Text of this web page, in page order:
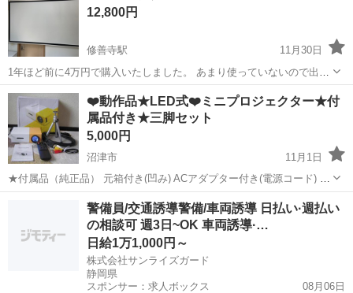
12,800円
修善寺駅
11月30日
1年ほど前に4万円で購入いたしました。 あまり使っていないので出品
します。 スクリーンは電動のものです。 配線などもお付けします。
静岡県東部で手渡しお願いしたいです。 メッセージよろしくお願いい
たします。
静岡 三島市 修善寺駅 プロジェクター、ホームシアター
プロジェクター
❤️動作品★LED式❤️ミニプロジェクター★付
属品付き★三脚セット
5,000円
沼津市
11月1日
★付属品（純正品） 元箱付き(凹み) ACアダプター付き(電源コード) AV
ケーブル付き リモコン付き(単４乾電池２本が必要) 小型三脚付き ★簡
易動作確認済み 通電 リモコン（全ボタン確認） 映写(画...
沼津市 プロジェクター、ホームシアター
プロジェクター
警備員/交通誘導警備/車両誘導 日払い·週払い
の相談可 週3日~OK 車両誘導·…
日給1万1,000円～
株式会社サンライズガード
静岡県
スポンサー：求人ボックス
08月06日